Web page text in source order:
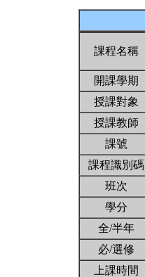
課程名稱
開課學期
授課對象
授課教師
課號
課程識別碼
班次
學分
全/半年
必/選修
上課時間